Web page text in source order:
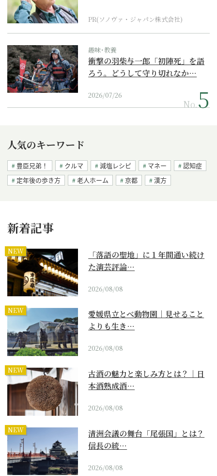
PR(ソノヴァ・ジャパン株式会社)
趣味･教養
衝撃の羽柴与一郎「初陣死」を語
ろう。どうして守り切れなか…
2026/07/26
No.
人気のキーワード
豊臣兄弟！ クルマ 減塩レシピ マネー
認知症
定年後の歩き方
老人ホーム 京都 漢方
新着記事
NEW
「落語の聖地」に１年間通い続け
た演芸評論…
2026/08/08
NEW
愛媛県立とべ動物園｜見せること
よりも生き…
2026/08/08
NEW
古酒の魅力と楽しみ方とは？｜日
本酒熟成酒…
2026/08/08
NEW
清洲会議の舞台「尾張国」とは？
信長の統…
2026/08/08